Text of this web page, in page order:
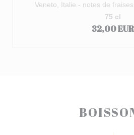
Veneto, Italie - notes de
32,00 EUR
75 cl